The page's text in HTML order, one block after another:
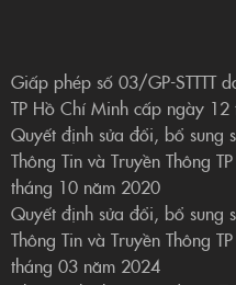
Giấp phép số 03/GP-STTTT
TP Hồ Chí Minh cấp ngày
Quyết định sửa đổi, bổ sung
Thông Tin và Truyền Thông
tháng 10 năm 2020
Quyết định sửa đổi, bổ sung
Thông Tin và Truyền Thông
tháng 03 năm 2024